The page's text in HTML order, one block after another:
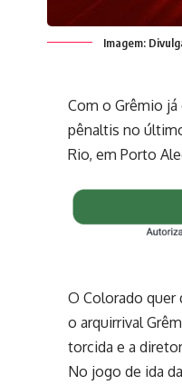
Imagem:
Com o Grêmio já
pênaltis no
Rio, em Porto
O Colorado quer
o arquirrival
torcida e a
No jogo de ida